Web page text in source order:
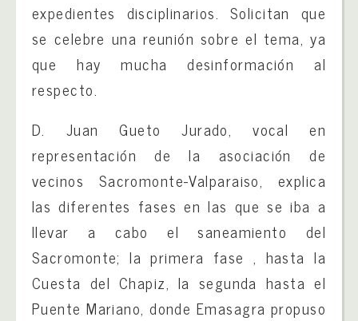
expedientes disciplinarios. Solicitan que
se celebre una reunión sobre el tema, ya
que hay mucha desinformación al
respecto.
D. Juan Gueto Jurado, vocal en
representación de la asociación de
vecinos Sacromonte-Valparaiso, explica
las diferentes fases en las que se iba a
llevar a cabo el saneamiento del
Sacromonte; la primera fase , hasta la
Cuesta del Chapiz, la segunda hasta el
Puente Mariano, donde Emasagra propuso